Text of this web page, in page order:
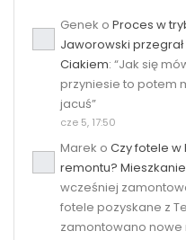
Genek o Proces w
Jaworowski
Ciakiem: “Jak się
przyniesie to potem
jacuś”
cze 5, 17:50
Marek o Czy fotele w
remontu?
wcześniej
fotele pozyskane z
zamontowano nowe